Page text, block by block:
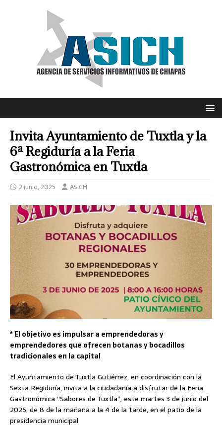
Invita Ayuntamiento de Tuxtla y la
6ª Regiduría a la Feria
Gastronómica en Tuxtla
2 junio, 2025 ASICH
* El objetivo es impulsar a emprendedoras y
emprendedores que ofrecen botanas y bocadillos
tradicionales en la capital
El Ayuntamiento de Tuxtla Gutiérrez, en coordinación con la
Sexta Regiduría, invita a la ciudadanía a disfrutar de la Feria
Gastronómica “Sabores de Tuxtla”, este martes 3 de junio del
2025, de 8 de la mañana a la 4 de la tarde, en el patio de la
presidencia municipal